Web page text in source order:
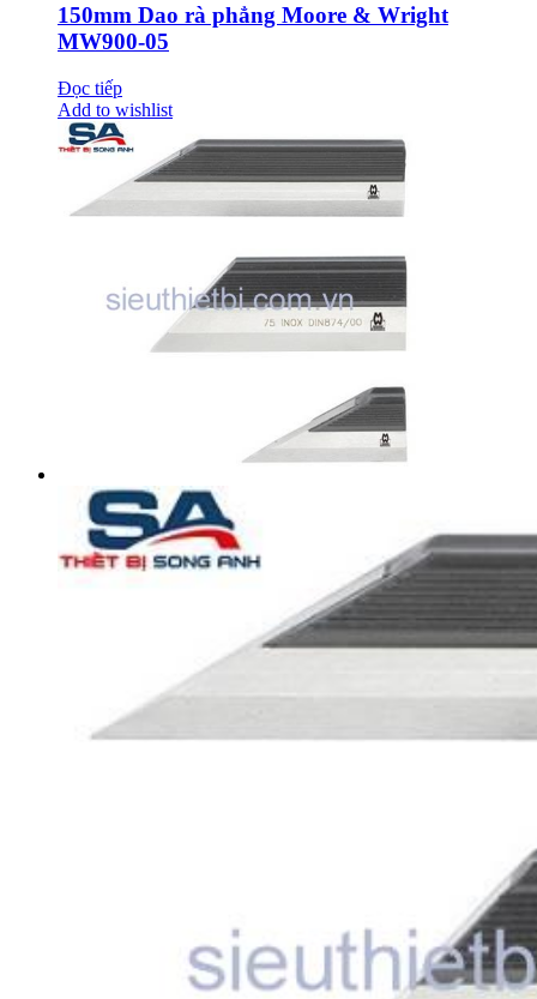
150mm Dao rà phẳng Moore & Wright
MW900-05
Đọc tiếp
Add to wishlist